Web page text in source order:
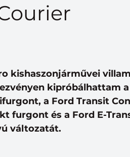
kishaszonjárművei
kipróbálhattam
a Ford Transit
furgont és a Ford E-
változatát.